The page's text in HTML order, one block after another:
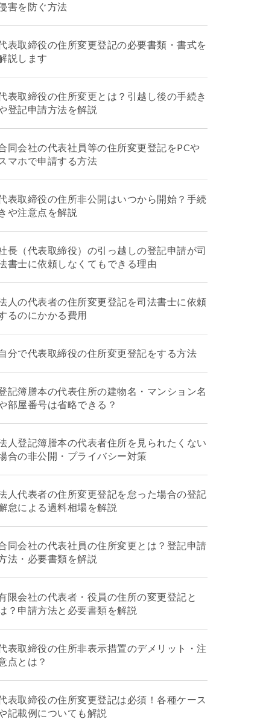
害を防ぐ方法
表取締役の住所変更登記の必要書類・書式を
説します
表取締役の住所変更とは？引越し後の手続き
登記申請方法を解説
同会社の代表社員等の住所変更登記をPCや
マホで申請する方法
表取締役の住所非公開はいつから開始？手続
や注意点を解説
長（代表取締役）の引っ越しの登記申請が司
書士に依頼しなくてもできる理由
人の代表者の住所変更登記を司法書士に依頼
るのにかかる費用
分で代表取締役の住所変更登記をする方法
記簿謄本の代表住所の建物名・マンション名
部屋番号は省略できる？
人登記簿謄本の代表者住所を見られたくない
合の非公開・プライバシー対策
人代表者の住所変更登記を怠った場合の登記
怠による過料相場を解説
同会社の代表社員の住所変更とは？登記申請
法・必要書類を解説
限会社の代表者・役員の住所の変更登記と
？申請方法と必要書類を解説
表取締役の住所非表示措置のデメリット・注
点とは？
表取締役の住所変更登記は必須！各種ケース
記載例についても解説